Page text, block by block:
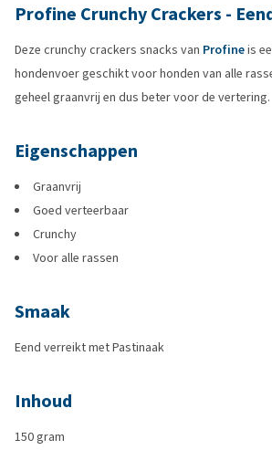
Profine Crunchy Crackers -
Deze crunchy crackers snacks van Profineis
hondenvoer geschikt voor honden van alle
geheel graanvrij en dus beter voor de vertering.
Eigenschappen
Graanvrij
Goed verteerbaar
Crunchy
Voor alle rassen
Smaak
Eend verreikt met Pastinaak
Inhoud
150 gram